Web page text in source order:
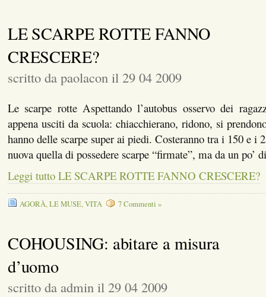
LE SCARPE ROTTE FANNO
CRESCERE?
scritto da paolacon il 29 04 2009
Le scarpe rotte Aspettando l’autobus osservo dei
appena usciti da scuola: chiacchierano, ridono, si
hanno delle scarpe super ai piedi. Costeranno tra i 150 e i
nuova quella di possedere scarpe “firmate”, ma da un
Leggi tutto LE SCARPE ROTTE FANNO CRESCERE?
AGORÀ,LE MUSE,VITA 7 Commenti »
COHOUSING: abitare a misura
d’uomo
scritto da admin il 29 04 2009